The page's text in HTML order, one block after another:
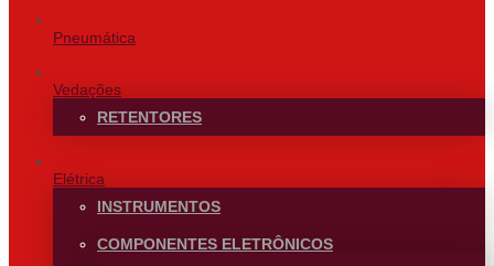
Pneumática
Vedações
RETENTORES
Elétrica
INSTRUMENTOS
COMPONENTES ELETRÔNICOS